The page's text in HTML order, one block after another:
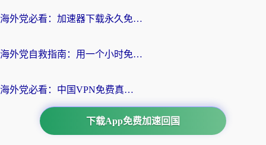
海外党必看：加速器下载永久免费版真的存在吗？教你无缝访问国内资源的正确姿势
海外党自救指南：用一个小时免费加速器，轻松打破国内资源访问壁垒？
海外党必看：中国VPN免费真的靠谱吗？手把手教你选对回国加速器
下载App免费加速回国